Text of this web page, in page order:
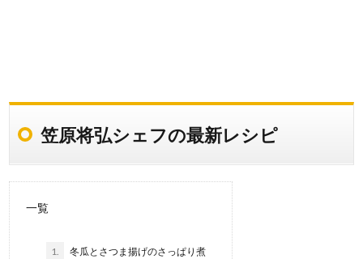
笠原将弘シェフの最新レシピ
一覧
1. 冬瓜とさつま揚げのさっぱり煮